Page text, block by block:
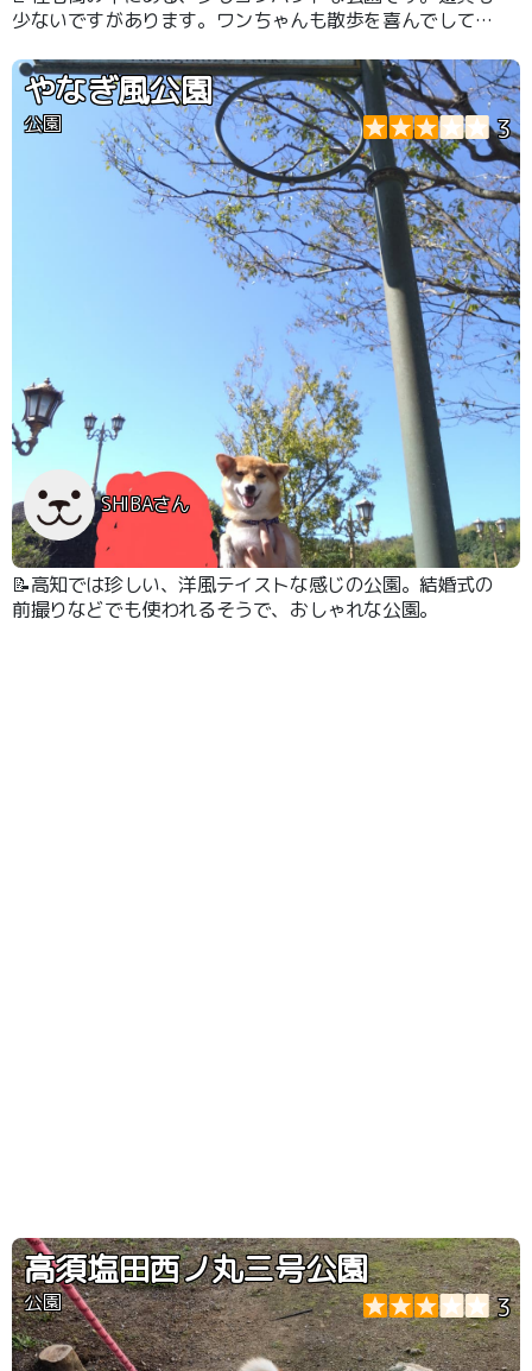
少ないですがあります。ワンちゃんも散歩を喜んでしてい
やなぎ風公園
公園 3
SHIBAさん
📝高知では珍しい、洋風テイストな感じの公園。結婚式の
前撮りなどでも使われるそうで、おしゃれな公園。
高須塩田西ノ丸三号公園
公園 3